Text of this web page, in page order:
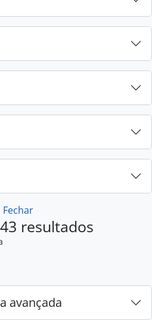
Fechar
resultados
avançada